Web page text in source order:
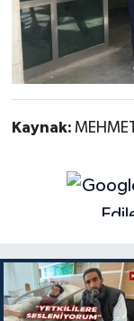
Kaynak: